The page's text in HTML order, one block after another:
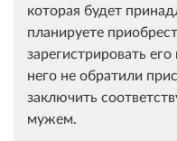
которая будет
планируете
зарегистрировать
него не обратили
заключить
мужем.